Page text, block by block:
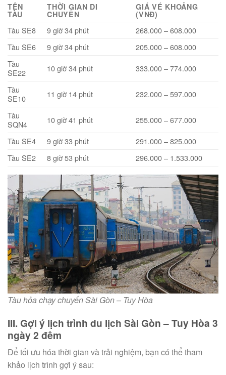
TÊN
TÀU
THỜI GIAN DI
CHUYỂN
GIÁ VÉ KHOẢNG
(VNĐ)
Tàu SE8 9 giờ 34 phút
268.000 – 608.000
Tàu SE6
9 giờ 34 phút
205.000 – 608.000
Tàu
SE22
10 giờ 34 phút
333.000 – 774.000
Tàu
SE10
11 giờ 14 phút
232.000 – 597.000
Tàu
SQN4
10 giờ 41 phút
255.000 – 677.000
Tàu SE4
9 giờ 33 phút
291.000 – 825.000
Tàu SE2
8 giờ 53 phút 296.000 – 1.533.000
Tàu hỏa chạy chuyến Sài Gòn – Tuy Hòa
III. Gợi ý lịch trình du lịch Sài Gòn – Tuy Hòa 3
ngày 2 đêm
Để tối ưu hóa thời gian và trải nghiệm, bạn có thể tham
khảo lịch trình gợi ý sau: